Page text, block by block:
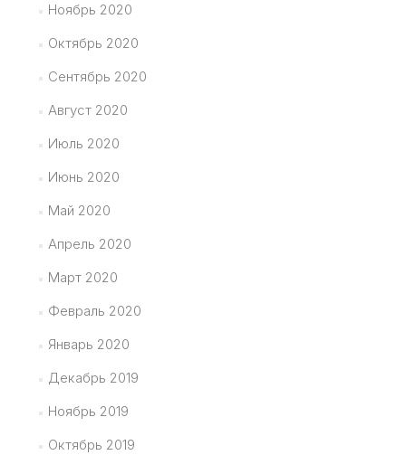
Ноябрь 2020
Октябрь 2020
Сентябрь 2020
Август 2020
Июль 2020
Июнь 2020
Май 2020
Апрель 2020
Март 2020
Февраль 2020
Январь 2020
Декабрь 2019
Ноябрь 2019
Октябрь 2019